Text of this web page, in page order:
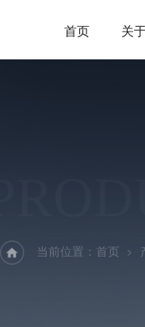
首页 关
当前位置： 首页